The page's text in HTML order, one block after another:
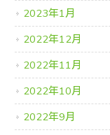
2023年1月
2022年12月
2022年11月
2022年10月
2022年9月